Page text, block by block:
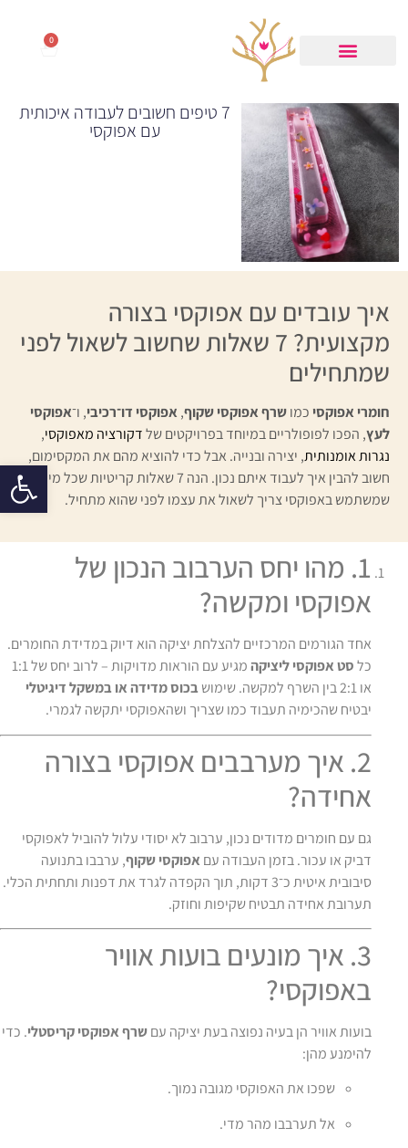
פתח
0
7 טיפים חשובים לעבודה איכותית
עם אפוקסי
איך עובדים עם אפוקסי בצורה
מקצועית? 7 שאלות שחשוב לשאול לפני
שמתחילים
חומרי אפוקסיכמושרף אפוקסי שקוף, אפוקסי דו־רכיבי, ו־אפוקסי
לעץ, הפכו לפופולריים במיוחד בפרויקטים שלדקורציה מאפוקסי,
נגרות אומנותית, יצירה ובנייה. אבל כדי להוציא מהם את המקסימום,
חשוב להבין איך לעבוד איתם נכון. הנה 7 שאלות קריטיות שכל מי
שמשתמש באפוקסי צריך לשאול את עצמו לפני שהוא מתחיל.
1. מהו יחס הערבוב הנכון של
אפוקסי ומקשה?
אחד הגורמים המרכזיים להצלחת יציקה הוא דיוק במדידת החומרים.
כלסט אפוקסי ליציקה
מגיע עם הוראות מדויקות – לרוב יחס של 1:1
או 2:1 בין השרף למקשה. שימוש
בכוס מדידה או במשקל דיגיטלי
יבטיח שהכימיה תעבוד כמו שצריך ושהאפוקסי יתקשה לגמרי.
2. איך מערבבים אפוקסי בצורה
אחידה?
גם עם חומרים מדודים נכון, ערבוב לא יסודי עלול להוביל לאפוקסי
דביק או עכור. בזמן העבודה עם אפוקסי שקוף, ערבבו בתנועה
סיבובית איטית כ־3 דקות, תוך הקפדה לגרד את דפנות ותחתית הכלי.
תערובת אחידה תבטיח שקיפות וחוזק.
3. איך מונעים בועות אוויר
באפוקסי?
בועות אוויר הן בעיה נפוצה בעת יציקה עםשרף אפוקסי קריסטלי. כדי
להימנע מהן:
שפכו את האפוקסי מגובה נמוך.
אל תערבבו מהר מדי.